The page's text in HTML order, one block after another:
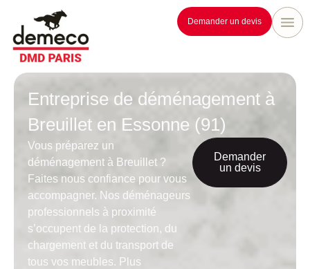
Demander un devis
Entreprise de déménagement à
Breuillet en Essonne (91)
Vous préparez un
déménagement à Breuillet ?
Faites nous confiance pour vous
accompagner. Nos déménageurs
professionnels à proximité
s’occupent de la protection, du
chargement et du transport de
tous vos meubles. Plus
Demander
un devis